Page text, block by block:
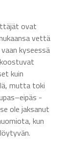
ovat
vettä
kyseessä
kuin
mutta toki
-
ole jaksanut
kun